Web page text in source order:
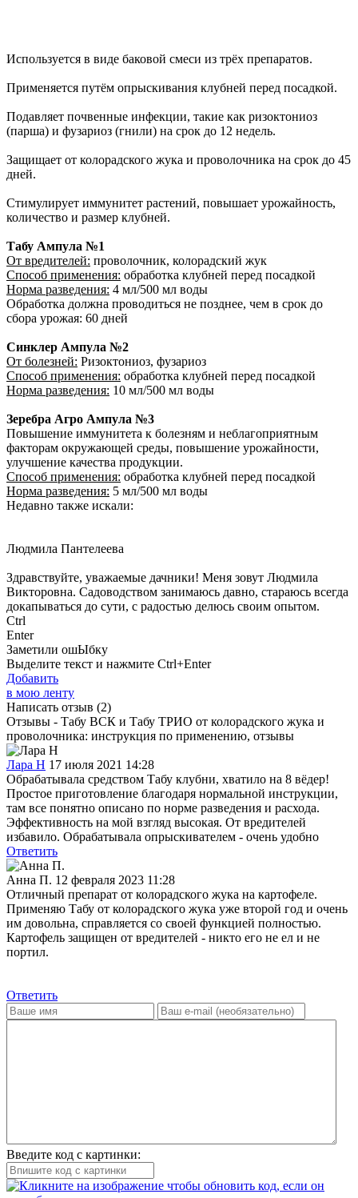
Используется в виде баковой смеси из трёх препаратов.
Применяется путём опрыскивания клубней перед посадкой.
Подавляет почвенные инфекции, такие как ризоктониоз
(парша) и фузариоз (гнили) на срок до 12 недель.
Защищает от колорадского жука и проволочника на срок до 45
дней.
Стимулирует иммунитет растений, повышает урожайность,
количество и размер клубней.
Табу Ампула №1
От вредителей: проволочник, колорадский жук
Способ применения: обработка клубней перед посадкой
Норма разведения: 4 мл/500 мл воды
Обработка должна проводиться не позднее, чем в срок до
сбора урожая: 60 дней
Синклер Ампула №2
От болезней: Ризоктониоз, фузариоз
Способ применения: обработка клубней перед посадкой
Норма разведения: 10 мл/500 мл воды
Зеребра Агро Ампула №3
Повышение иммунитета к болезням и неблагоприятным
факторам окружающей среды, повышение урожайности,
улучшение качества продукции.
Способ применения: обработка клубней перед посадкой
Норма разведения: 5 мл/500 мл воды
Недавно также искали:
Людмила Пантелеева
Здравствуйте, уважаемые дачники! Меня зовут Людмила
Викторовна. Садоводством занимаюсь давно, стараюсь всегда
докапываться до сути, с радостью делюсь своим опытом.
Ctrl
Enter
Заметили ошЫбку
Выделите текст и нажмите Ctrl+Enter
Добавить
в мою ленту
Написать отзыв (2)
Отзывы - Табу ВСК и Табу ТРИО от колорадского жука и
проволочника: инструкция по применению, отзывы
Лара Н 17 июля 2021 14:28
Обрабатывала средством Табу клубни, хватило на 8 вёдер!
Простое приготовление благодаря нормальной инструкции,
там все понятно описано по норме разведения и расхода.
Эффективность на мой взгляд высокая. От вредителей
избавило. Обрабатывала опрыскивателем - очень удобно
Ответить
Анна П. 12 февраля 2023 11:28
Отличный препарат от колорадского жука на картофеле.
Применяю Табу от колорадского жука уже второй год и очень
им довольна, справляется со своей функцией полностью.
Картофель защищен от вредителей - никто его не ел и не
портил.
Ответить
Введите код с картинки: